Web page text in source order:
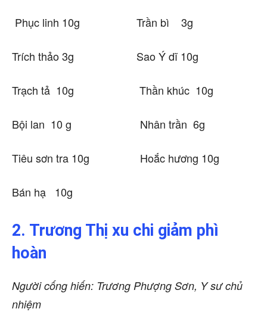
Phục linh 10g Trần bì 3g
Trích thảo 3g Sao Ý dĩ 10g
Trạch tả 10g Thần khúc 10g
Bội lan 10 g Nhân trần 6g
Tiêu sơn tra 10g Hoắc hương 10g
Bán hạ 10g
2. Trương Thị xu chi giảm phì
hoàn
Người cống hiến: Trương Phượng Sơn, Y sư chủ
nhiệm